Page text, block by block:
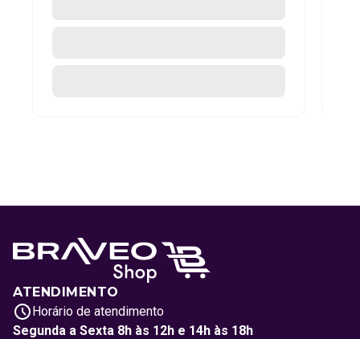
ATENDIMENTO
Horário de atendimento
Segunda a Sexta 8h às 12h e 14h às 18h